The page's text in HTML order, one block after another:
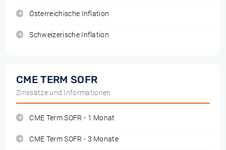
Österreichische Inflation
Schweizerische Inflation
CME TERM SOFR
Zinssätze und Informationen
CME Term SOFR - 1 Monat
CME Term SOFR - 3 Monate